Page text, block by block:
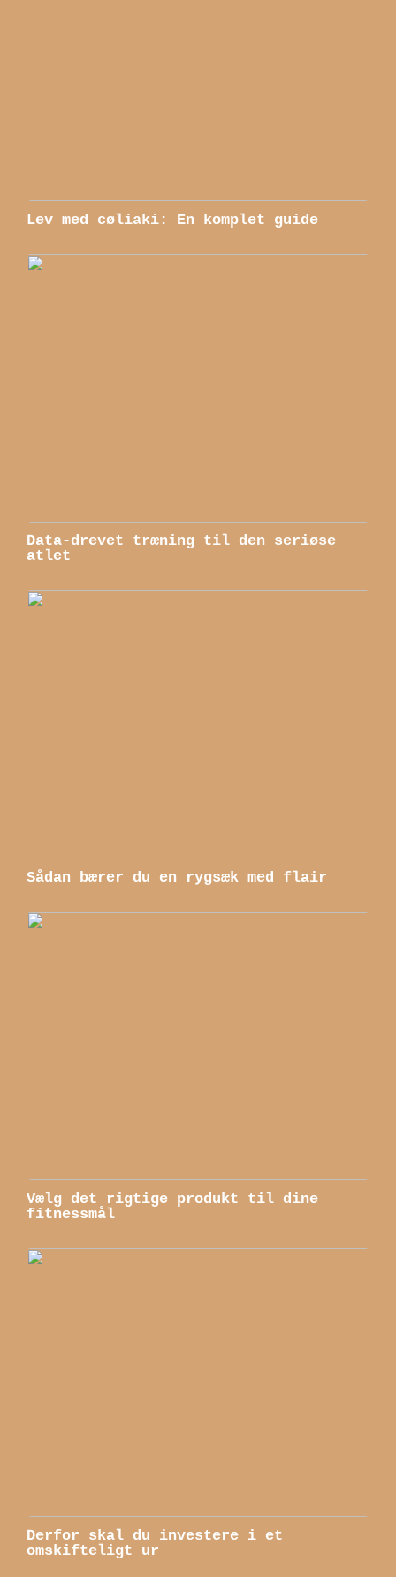
Lev med cøliaki: En komplet guide
Data-drevet træning til den seriøse
atlet
Sådan bærer du en rygsæk med flair
Vælg det rigtige produkt til dine
fitnessmål
Derfor skal du investere i et
omskifteligt ur